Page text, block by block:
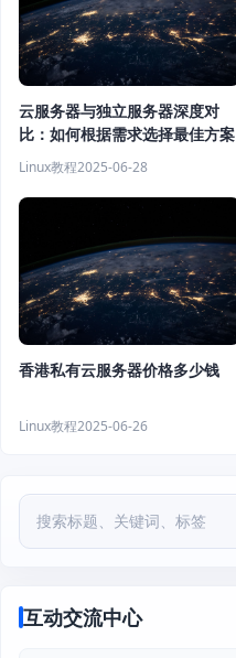
云服务器与独立服务器深度对
比：如何根据需求选择最佳方案
Linux教程2025-06-28
香港私有云服务器价格多少钱
Linux教程2025-06-26
互动交流中心